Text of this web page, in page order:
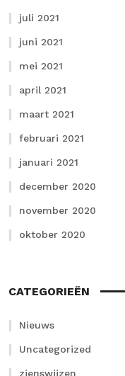
juli 2021
juni 2021
mei 2021
april 2021
maart 2021
februari 2021
januari 2021
december 2020
november 2020
oktober 2020
CATEGORIEËN
Nieuws
Uncategorized
zienswijzen